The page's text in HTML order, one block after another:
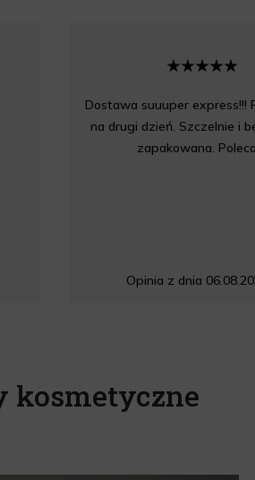
Dostawa suuuper express!!!
na drugi dzień. Szczelnie i
zapakowana.
Opinia z dnia
kosmetyczne